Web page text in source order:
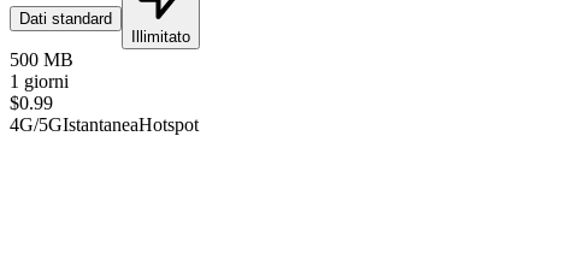
Dati standard
Illimitato
500 MB
1 giorni
$0.99
4G/5GIstantaneaHotspot